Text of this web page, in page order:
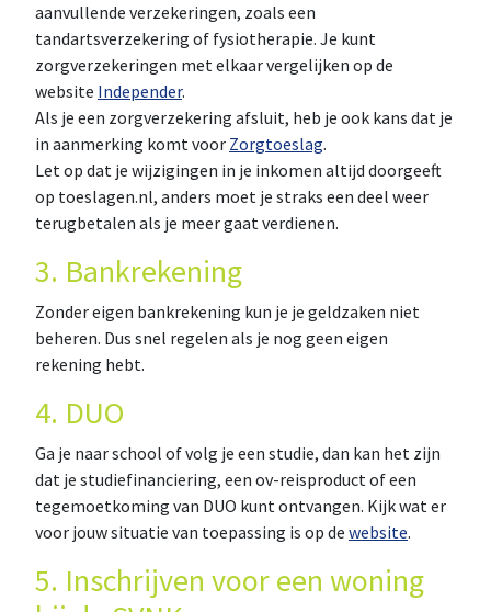
aanvullende verzekeringen, zoals een
tandartsverzekering of fysiotherapie. Je kunt
zorgverzekeringen met elkaar vergelijken op de
website Independer.
Als je een zorgverzekering afsluit, heb je ook kans dat je
in aanmerking komt voor Zorgtoeslag.
Let op dat je wijzigingen in je inkomen altijd doorgeeft
op toeslagen.nl, anders moet je straks een deel weer
terugbetalen als je meer gaat verdienen.
3. Bankrekening
Zonder eigen bankrekening kun je je geldzaken niet
beheren. Dus snel regelen als je nog geen eigen
rekening hebt.
4. DUO
Ga je naar school of volg je een studie, dan kan het zijn
dat je studiefinanciering, een ov-reisproduct of een
tegemoetkoming van DUO kunt ontvangen. Kijk wat er
voor jouw situatie van toepassing is op de website.
5. Inschrijven voor een woning